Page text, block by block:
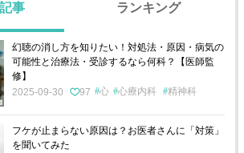
事 ランキング
幻聴の消し方を知りたい！対処法・原因・病気の
可能性と治療法・受診するなら何科？【医師監
修】
2025-09-30
97 心 心療内科 精神科
フケが止まらない原因は？お医者さんに「対策」
を聞いてみた